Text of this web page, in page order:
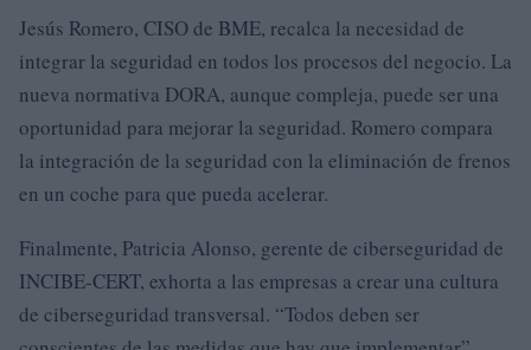
Jesús Romero, CISO de BME, recalca la necesidad de
integrar la seguridad en todos los procesos del negocio. La
nueva normativa DORA, aunque compleja, puede ser una
oportunidad para mejorar la seguridad. Romero compara
la integración de la seguridad con la eliminación de frenos
en un coche para que pueda acelerar.
Finalmente, Patricia Alonso, gerente de ciberseguridad de
INCIBE-CERT, exhorta a las empresas a crear una cultura
de ciberseguridad transversal. “Todos deben ser